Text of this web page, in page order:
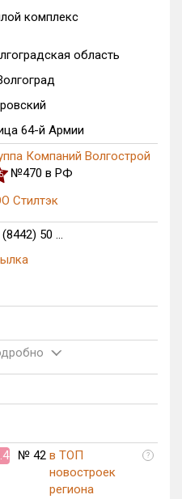
комплекс
область
64-й Армии
Компаний Волгострой
№470 в РФ
Стилтэк
50 ...
№ 42 в ТОП
новостроек
региона
?